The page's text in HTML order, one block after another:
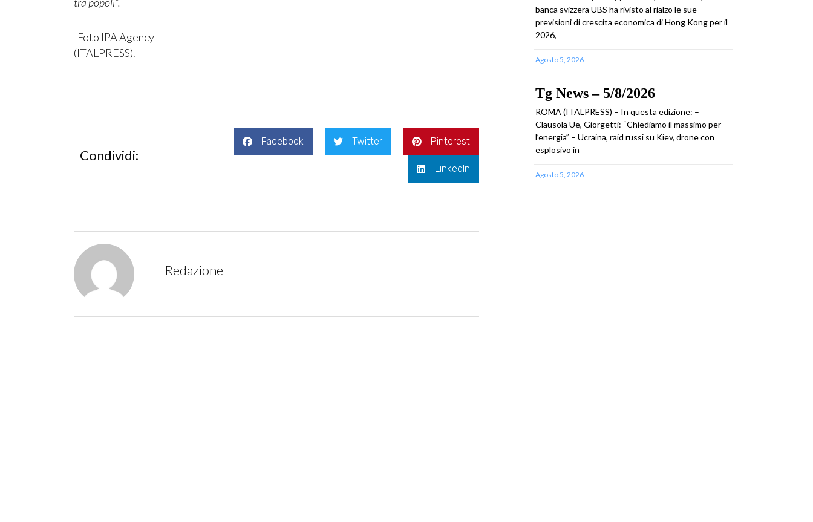
-Foto IPA Agency-
(ITALPRESS).
Condividi:
Facebook Twitter Pinterest
LinkedIn
Redazione
banca svizzera UBS ha rivisto al rialzo le sue
previsioni di crescita economica di Hong Kong per il
2026,
Agosto 5, 2026
Tg News – 5/8/2026
ROMA (ITALPRESS) – In questa edizione: –
Clausola Ue, Giorgetti: “Chiediamo il massimo per
l’energia” – Ucraina, raid russi su Kiev, drone con
esplosivo in
Agosto 5, 2026